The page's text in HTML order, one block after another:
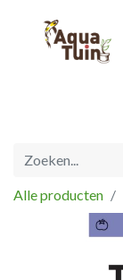
Alle producten